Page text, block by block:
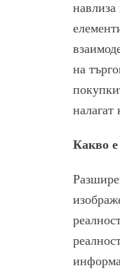
на
налагат
Какво